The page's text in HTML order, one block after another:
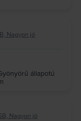
Nagyon jó
állapotú
Nagyon jó